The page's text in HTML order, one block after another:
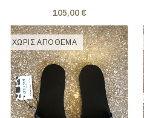
105,00 €
ΧΩΡΊΣ ΑΠΌΘΕΜΑ